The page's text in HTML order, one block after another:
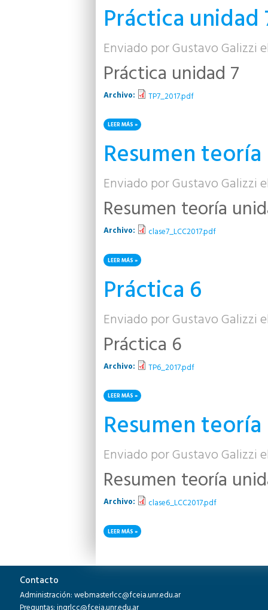
Práctica unidad
Enviado porGustavo Galizzi
Práctica unidad 7
Archivo: TP7_2017.pdf
LEER MÁS SOBRE PRÁCTICA UNIDAD 7
Resumen
Enviado porGustavo Galizzi
Resumen teoría
Archivo: clase7_LCC2017.pdf
LEER MÁS SOBRE RESUMEN TEORÍA UNIDAD 7
Práctica 6
Enviado porGustavo Galizzi
Práctica 6
Archivo: TP6_2017.pdf
LEER MÁS SOBRE PRÁCTICA 6
Resumen
Enviado porGustavo Galizzi
Resumen teoría
Archivo: clase6_LCC2017.pdf
LEER MÁS SOBRE RESUMEN TEORÍA UNIDAD 6
Contacto
Administración: webmasterlcc@fceia.unr.edu.ar